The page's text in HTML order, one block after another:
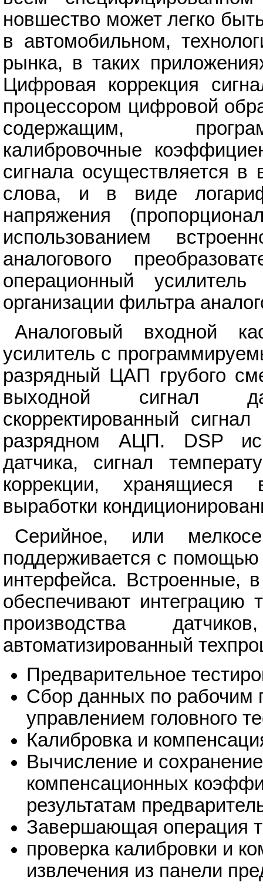
новшество может легко
в автомобильном,
рынка, в таких
Цифровая коррекция
процессором цифровой
содержащим,
калибровочные
сигнала осуществляется в
слова, и в виде
напряжения
использованием
аналогового
операционный
организации фильтра
Аналоговый входной
усилитель с
разрядный ЦАП грубого
выходной сигнал
скорректированный
разрядном АЦП. DSP
датчика, сигнал
коррекции,
выработки
Серийное, или
поддерживается с помощью
интерфейса. Встроенные,
обеспечивают интеграцию
производства
автоматизированный
Предварительное
Сбор данных по рабочим
управлением головного
Калибровка и
Вычисление и
компенсационных
результатам
Завершающая операция
проверка калибровки и
извлечения из панели